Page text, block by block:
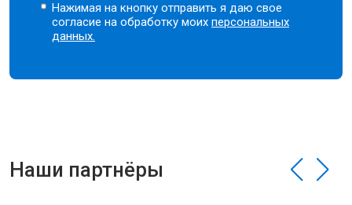
Нажимая на кнопку отправить я даю свое
согласие на обработку моихперсональных
данных.
Наши партнёры